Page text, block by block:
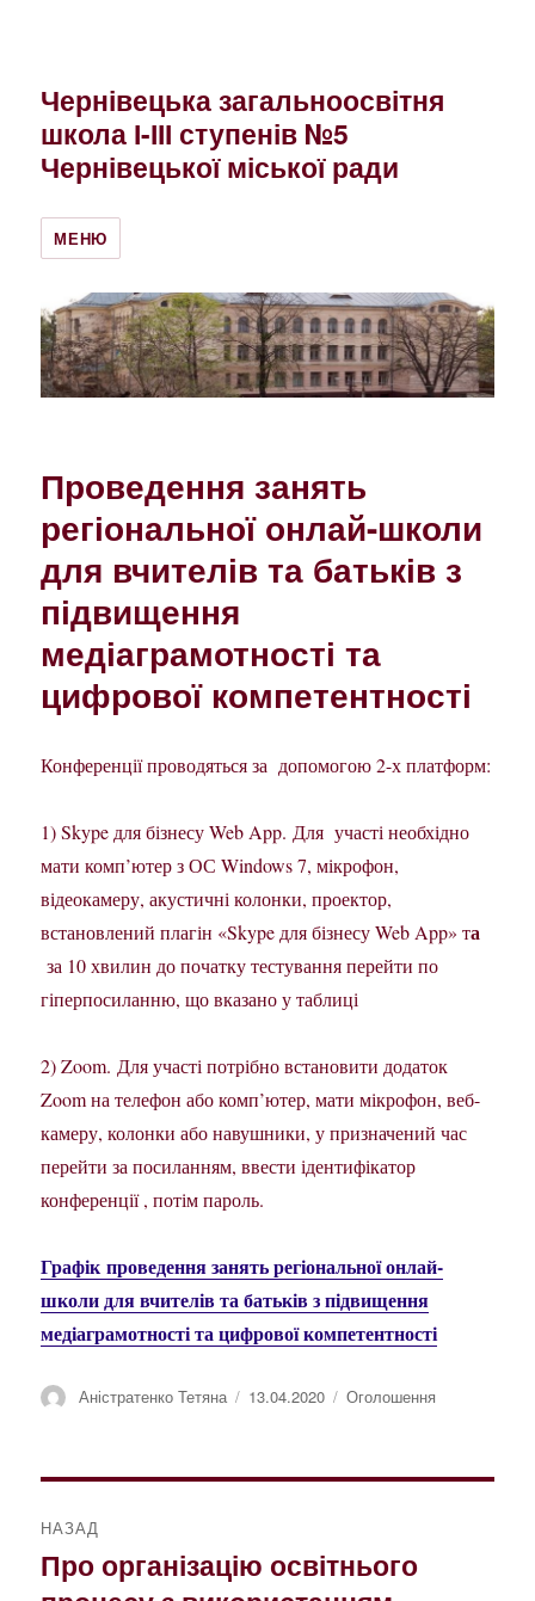
Чернівецька загальноосвітня
школа І-ІІІ ступенів №5
Чернівецької міської ради
МЕНЮ
Проведення занять
регіональної онлай-школи
для вчителів та батьків з
підвищення
медіаграмотності та
цифрової компетентності
Конференції проводяться за допомогою 2-х платформ:
1) Skype для бізнесу Web App. Для участі необхідно
мати комп’ютер з ОС Windows 7, мікрофон,
відеокамеру, акустичні колонки, проектор,
встановлений плагін «Skype для бізнесу Web App» та
за 10 хвилин до початку тестування перейти по
гіперпосиланню, що вказано у таблиці
2) Zoom. Для участі потрібно встановити додаток
Zoom на телефон або комп’ютер, мати мікрофон, веб-
камеру, колонки або навушники, у призначений час
перейти за посиланням, ввести ідентифікатор
конференції , потім пароль.
Графік проведення занять регіональної онлай-
школи для вчителів та батьків з підвищення
медіаграмотності та цифрової компетентності
Автор
Аністратенко Тетяна Оприлюднено
13.04.2020 Категорії
Оголошення
записів
НАЗАД
Попередній
Про організацію освітнього